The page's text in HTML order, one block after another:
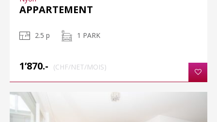
APPARTEMENT
2.5 p 1 PARK
1’870.- (CHF/NET/MOIS)